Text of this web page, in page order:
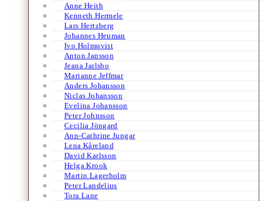
Anne Heith
Kenneth Hermele
Lars Hertzberg
Johannes Heuman
Ivo Holmqvist
Anton Jansson
Jeana Jarlsbo
Marianne Jeffmar
Anders Johansson
Niclas Johansson
Evelina Johansson
Peter Johnsson
Cecilia Jöngard
Ann-Cathrine Jungar
Lena Kåreland
David Karlsson
Helga Krook
Martin Lagerholm
Peter Landelius
Tora Lane